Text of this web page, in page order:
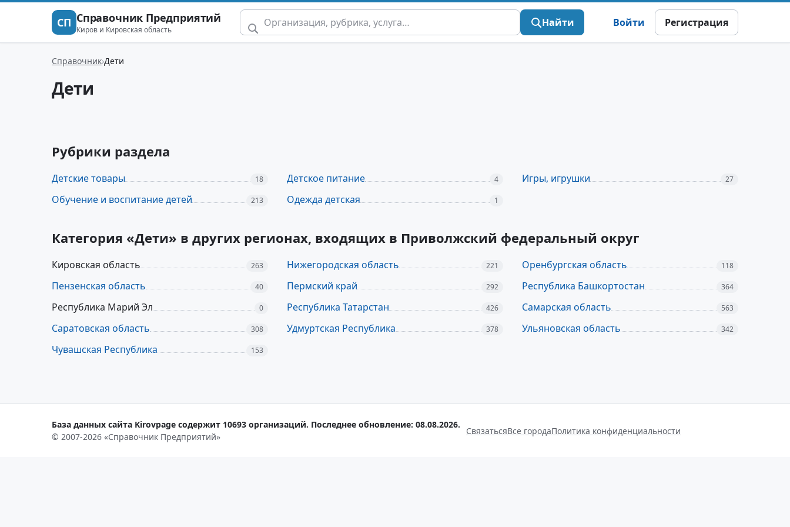
СП Справочник Предприятий
Киров и Кировская область
Найти Войти Регистрация
Справочник Дети
Дети
Рубрики раздела
Детские товары 18 Детское питание 4 Игры, игрушки 27
Обучение и воспитание детей 213 Одежда детская 1
Категория «Дети» в других регионах, входящих в Приволжский федеральный округ
Кировская область 263 Нижегородская область 221 Оренбургская область 118
Пензенская область 40 Пермский край 292 Республика Башкортостан 364
Республика Марий Эл 0 Республика Татарстан 426 Самарская область 563
Саратовская область 308 Удмуртская Республика 378 Ульяновская область 342
Чувашская Республика 153
База данных сайта Kirovpage содержит 10693 организаций. Последнее обновление: 08.08.2026.
© 2007-2026 «Справочник Предприятий»
СвязатьсяВсе городаПолитика конфиденциальности